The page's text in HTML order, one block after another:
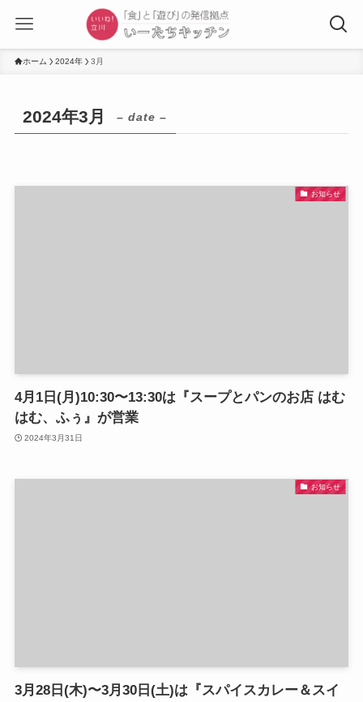
ホーム 2024年 3月
2024年3月 – date –
お知らせ
4月1日(月)10:30〜13:30は『スープとパンのお店 はむ
はむ、ふぅ』が営業
2024年3月31日
お知らせ
3月28日(木)〜3月30日(土)は『スパイスカレー＆スイ